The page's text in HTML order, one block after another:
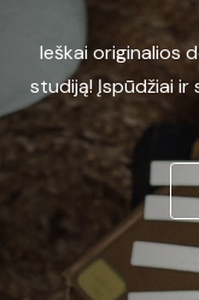
Ieškai originalios
studiją! Įspūdžiai ir